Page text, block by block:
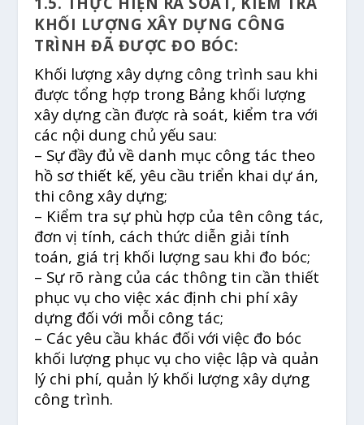
KHỐI LƯỢNG XÂY DỰNG CÔNG
TRÌNH ĐÃ ĐƯỢC ĐO BÓC:
Khối lượng xây dựng công trình sau khi
được tổng hợp trong Bảng khối lượng
xây dựng cần được rà soát, kiểm tra với
các nội dung chủ yếu sau:
– Sự đầy đủ về danh mục công tác theo
hồ sơ thiết kế, yêu cầu triển khai dự án,
thi công xây dựng;
– Kiểm tra sự phù hợp của tên công tác,
đơn vị tính, cách thức diễn giải tính
toán, giá trị khối lượng sau khi đo bóc;
– Sự rõ ràng của các thông tin cần thiết
phục vụ cho việc xác định chi phí xây
dựng đối với mỗi công tác;
– Các yêu cầu khác đối với việc đo bóc
khối lượng phục vụ cho việc lập và quản
lý chi phí, quản lý khối lượng xây dựng
công trình.